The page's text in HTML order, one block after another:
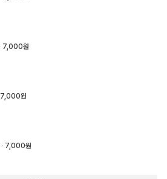
7,000원
7,000원
7,000원